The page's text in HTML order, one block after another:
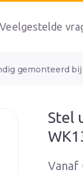
gemonteerd bij
Veelgestelde
Stel